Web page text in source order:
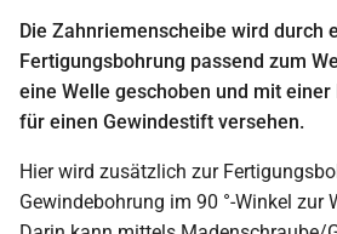
Die Zahnriemenscheibe wird durch
Fertigungsbohrung passend zum
eine Welle geschoben und mit
für einen Gewindestift versehen.
Hier wird zusätzlich zur
Gewindebohrung im 90 °-Winkel zur